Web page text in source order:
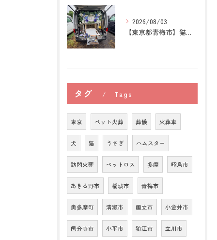
2026/08/03
【東京都青梅市】猫の訪問ペット火葬｜後悔しないために知ってお...
タグ Tags
東京 ペット火葬 葬儀 火葬車
犬 猫 うさぎ ハムスター
訪問火葬 ペットロス 多摩 昭島市
あきる野市 稲城市 青梅市
奥多摩町 清瀬市 国立市 小金井市
国分寺市 小平市 狛江市 立川市